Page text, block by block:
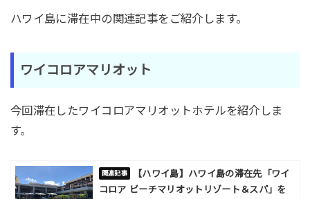
ハワイ島に滞在中の関連記事をご紹介します。
ワイコロアマリオット
今回滞在したワイコロアマリオットホテルを紹介しま
す。
【ハワイ島】ハワイ島の滞在先「ワイ
コロア ビーチマリオットリゾート＆スパ」を